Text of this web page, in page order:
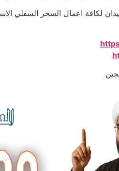
اعمال السحر السفلي الاسود بين يديك